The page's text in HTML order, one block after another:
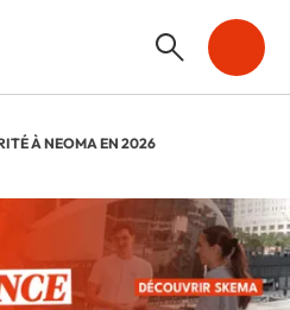
À NEOMA EN 2026